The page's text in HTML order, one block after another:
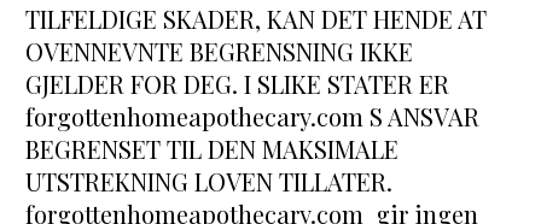
TILFELDIGE SKADER, KAN DET HENDE AT
OVENNEVNTE BEGRENSNING IKKE
GJELDER FOR DEG. I SLIKE STATER ER
forgottenhomeapothecary.com S ANSVAR
BEGRENSET TIL DEN MAKSIMALE
UTSTREKNING LOVEN TILLATER.
forgottenhomeapothecary.com  gir ingen